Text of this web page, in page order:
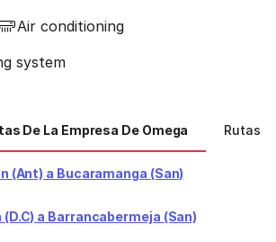
Air conditioning
system
De La Empresa De Omega Rutas
(Ant) a Bucaramanga (San)
a Barrancabermeja (San)